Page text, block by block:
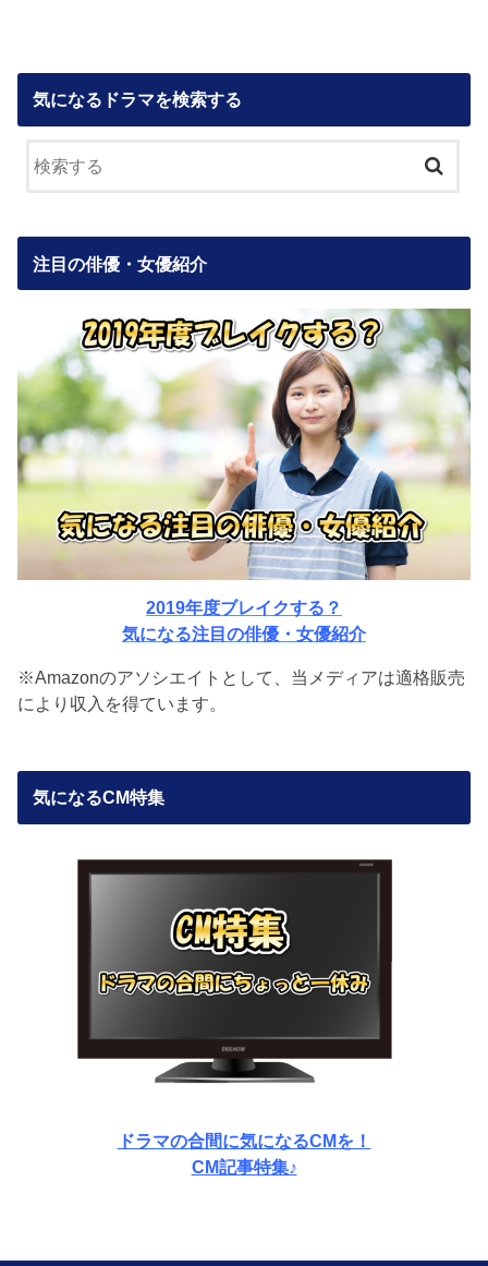
気になるドラマを検索する
注目の俳優・女優紹介
2019年度ブレイクする？
気になる注目の俳優・女優紹介
※Amazonのアソシエイトとして、当メディアは適格販売
により収入を得ています。
気になるCM特集
ドラマの合間に気になるCMを！
CM記事特集♪